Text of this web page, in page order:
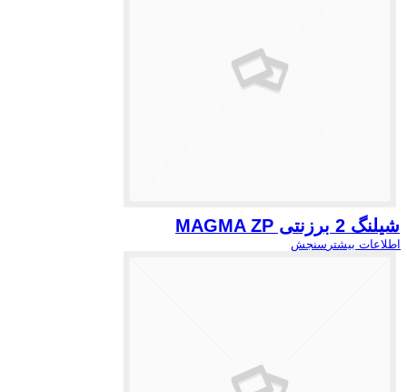
شیلنگ 2 برزنتی MAGMA ZP
اطلاعات بیشتر سنجش